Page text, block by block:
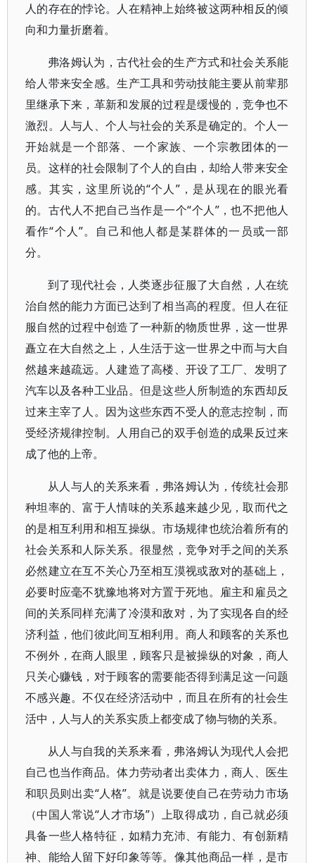
人的存在的悖论。人在精神上始终被这两种相反的倾
向和力量折磨着。
弗洛姆认为，古代社会的生产方式和社会关系能
给人带来安全感。生产工具和劳动技能主要从前辈那
里继承下来，革新和发展的过程是缓慢的，竞争也不
激烈。人与人、个人与社会的关系是确定的。个人一
开始就是一个部落、一个家族、一个宗教团体的一
员。这样的社会限制了个人的自由，却给人带来安全
感。其实，这里所说的“个人”，是从现在的眼光看
的。古代人不把自己当作是一个“个人”，也不把他人
看作“个人”。自己和他人都是某群体的一员或一部
分。
到了现代社会，人类逐步征服了大自然，人在统
治自然的能力方面已达到了相当高的程度。但人在征
服自然的过程中创造了一种新的物质世界，这一世界
矗立在大自然之上，人生活于这一世界之中而与大自
然越来越疏远。人建造了高楼、开设了工厂、发明了
汽车以及各种工业品。但是这些人所制造的东西却反
过来主宰了人。因为这些东西不受人的意志控制，而
受经济规律控制。人用自己的双手创造的成果反过来
成了他的上帝。
从人与人的关系来看，弗洛姆认为，传统社会那
种坦率的、富于人情味的关系越来越少见，取而代之
的是相互利用和相互操纵。市场规律也统治着所有的
社会关系和人际关系。很显然，竞争对手之间的关系
必然建立在互不关心乃至相互漠视或敌对的基础上，
必要时应毫不犹豫地将对方置于死地。雇主和雇员之
间的关系同样充满了冷漠和敌对，为了实现各自的经
济利益，他们彼此间互相利用。商人和顾客的关系也
不例外，在商人眼里，顾客只是被操纵的对象，商人
只关心赚钱，对于顾客的需要能否得到满足这一问题
不感兴趣。不仅在经济活动中，而且在所有的社会生
活中，人与人的关系实质上都变成了物与物的关系。
从人与自我的关系来看，弗洛姆认为现代人会把
自己也当作商品。体力劳动者出卖体力，商人、医生
和职员则出卖“人格”。就是说要使自己在劳动力市场
（中国人常说“人才市场”）上取得成功，自己就必须
具备一些人格特征，如精力充沛、有能力、有创新精
神、能给人留下好印象等等。像其他商品一样，是市